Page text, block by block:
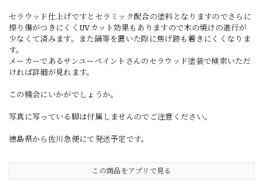
セラウッド仕上げですとセラミック配合の塗料となりますのでさらに
擦り傷がつきにくくUVカット効果もありますので木の焼けの進行が
少なくて済みます。また鍋等を置いた際に焦げ跡も着きにくくなりま
す。
メーカーであるサンユーペイントさんのセラウッド塗装で検索いただ
ければ詳細が見れます。
この機会にいかがでしょうか。
写真に写っている脚は付属しませんのでご注意ください。
徳島県から佐川急便にて発送予定です。
この商品をアプリで見る